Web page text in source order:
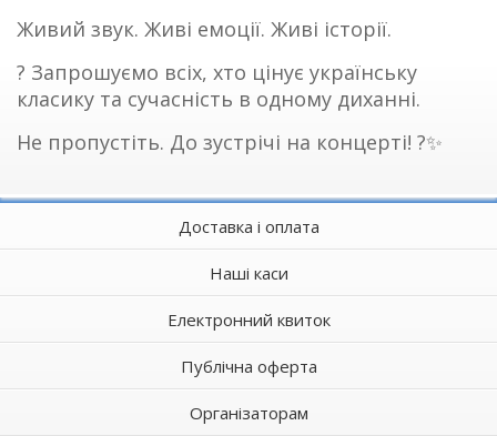
Живий звук. Живі емоції. Живі історії.
? Запрошуємо всіх, хто цінує українську
класику та сучасність в одному диханні.
Не пропустіть. До зустрічі на концерті! ?✨
Доставка і оплата
Наші каси
Електронний квиток
Публічна оферта
Організаторам